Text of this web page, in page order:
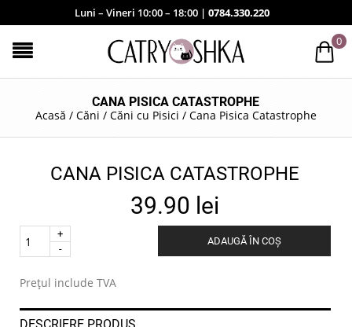
Luni – Vineri 10:00 – 18:00 | 0784.330.220
0
CANA PISICA CATASTROPHE
Acasă / Căni / Căni cu Pisici / Cana Pisica Catastrophe
CANA PISICA CATASTROPHE
39.90 lei
Quantity
ADAUGĂ ÎN COȘ
Prețul include TVA